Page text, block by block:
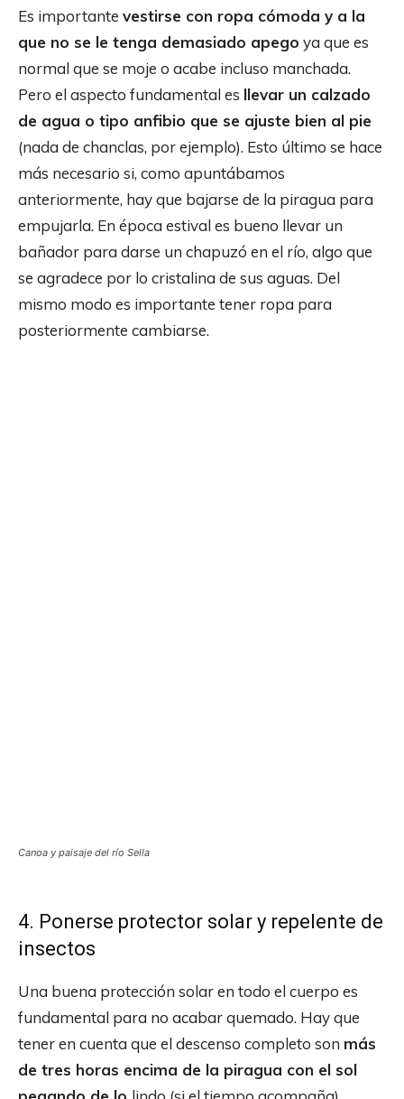
Es importante vestirse con ropa cómoda y a la
que no se le tenga demasiado apego ya que es
normal que se moje o acabe incluso manchada.
Pero el aspecto fundamental es llevar un calzado
de agua o tipo anfibio que se ajuste bien al pie
(nada de chanclas, por ejemplo). Esto último se hace
más necesario si, como apuntábamos
anteriormente, hay que bajarse de la piragua para
empujarla. En época estival es bueno llevar un
bañador para darse un chapuzó en el río, algo que
se agradece por lo cristalina de sus aguas. Del
mismo modo es importante tener ropa para
posteriormente cambiarse.
Canoa y paisaje del río Sella
4. Ponerse protector solar y repelente de
insectos
Una buena protección solar en todo el cuerpo es
fundamental para no acabar quemado. Hay que
tener en cuenta que el descenso completo son más
de tres horas encima de la piragua con el sol